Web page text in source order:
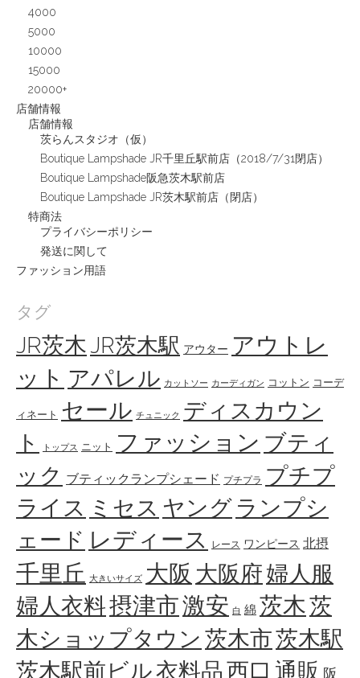
4000
5000
10000
15000
20000+
店舗情報
店舗情報
茨らんスタジオ（仮）
Boutique Lampshade JR千里丘駅前店（2018/7/31閉店）
Boutique Lampshade阪急茨木駅前店
Boutique Lampshade JR茨木駅前店（閉店）
特商法
プライバシーポリシー
発送に関して
ファッション用語
タグ
JR茨木JR茨木駅 アウター アウトレ
ット アパレル カットソー カーディガン コットン コーデ
ィネート セール チュニック ディスカウン
ト
トップス ニット ファッション ブティ
ック ブティックランプシェード プチプラ プチプ
ライス ミセス ヤング ランプシ
ェード レディース レース ワンピース 北摂
千里丘 大きいサイズ 大阪 大阪府婦人服
婦人衣料摂津市激安 白 綿 茨木茨
木ショップタウン 茨木市茨木駅
茨木駅前ビル衣料品西口 通販 阪